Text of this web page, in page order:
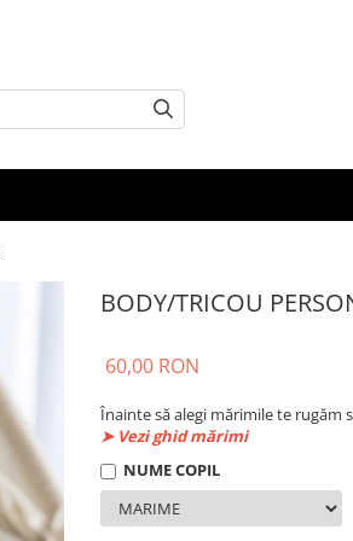
BODY/TRICOU
60,00 RON
Înainte să alegi mărimile te rugăm
➤ Vezi ghid mărimi
NUME COPIL